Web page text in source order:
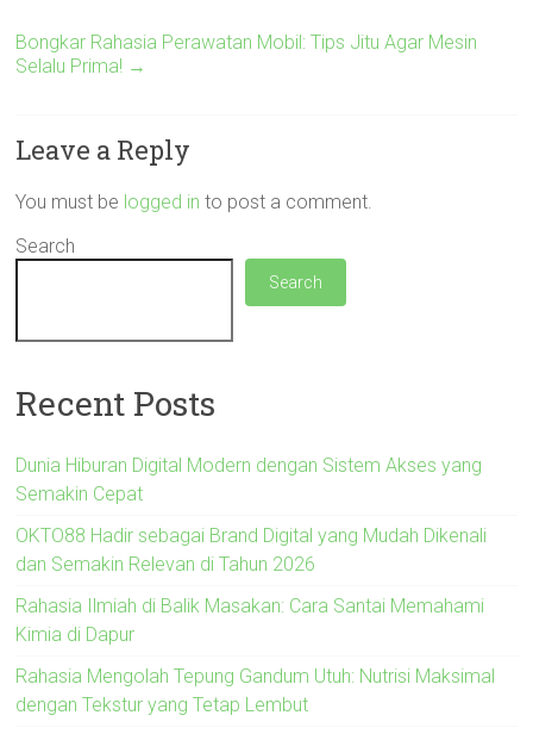
Bongkar Rahasia Perawatan Mobil: Tips Jitu Agar Mesin
Selalu Prima! →
Leave a Reply
You must be logged in to post a comment.
Search
Search
Recent Posts
Dunia Hiburan Digital Modern dengan Sistem Akses yang
Semakin Cepat
OKTO88 Hadir sebagai Brand Digital yang Mudah Dikenali
dan Semakin Relevan di Tahun 2026
Rahasia Ilmiah di Balik Masakan: Cara Santai Memahami
Kimia di Dapur
Rahasia Mengolah Tepung Gandum Utuh: Nutrisi Maksimal
dengan Tekstur yang Tetap Lembut